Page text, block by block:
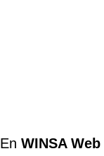
En WINSA Web